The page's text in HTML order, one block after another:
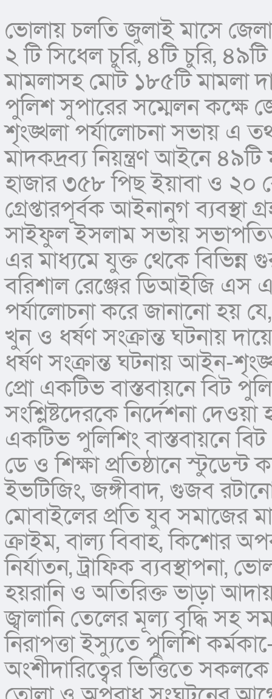
ভোলায় চলতি জুলাই মাসে
২ টি সিধেল চুরি, ৪টি চুরি,
মামলাসহ মোট ১৮৫টি মামলা
পুলিশ সুপারের সম্মেলন কক্ষে
শৃংঙ্খলা পর্যালোচনা সভায় এ
মাদকদ্রব্য নিয়ন্ত্রণ আইনে
হাজার ৩৫৮ পিছ ইয়াবা ও
গ্রেপ্তারপূর্বক আইনানুগ
সাইফুল ইসলাম সভায়
এর মাধ্যমে যুক্ত থেকে বিভিন্ন
বরিশাল রেঞ্জের ডিআইজি এস
পর্যালোচনা করে জানানো হয়
খুন ও ধর্ষণ সংক্রান্ত ঘটনায়
ধর্ষণ সংক্রান্ত ঘটনায় আইন-
প্রো একটিভ বাস্তবায়নে বিট
সংশ্লিষ্টদেরকে নির্দেশনা
একটিভ পুলিশিং বাস্তবায়নে
ডে ও শিক্ষা প্রতিষ্ঠানে
ইভটিজিং, জঙ্গীবাদ, গুজব
মোবাইলের প্রতি যুব সমাজের
ক্রাইম, বাল্য বিবাহ, কিশোর
নির্যাতন, ট্রাফিক ব্যবস্থাপনা,
হয়রানি ও অতিরিক্ত ভাড়া
জ্বালানি তেলের মূল্য বৃদ্ধি সহ
নিরাপত্তা ইস্যুতে পুলিশি
অংশীদারিত্বের ভিত্তিতে